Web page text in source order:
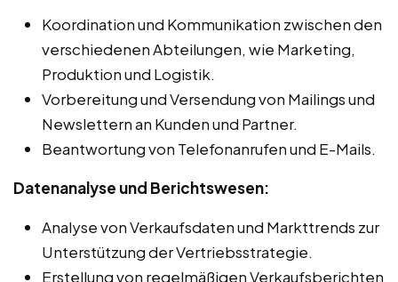
Koordination und Kommunikation zwischen den
verschiedenen Abteilungen, wie Marketing,
Produktion und Logistik.
Vorbereitung und Versendung von Mailings und
Newslettern an Kunden und Partner.
Beantwortung von Telefonanrufen und E-Mails.
Datenanalyse und Berichtswesen:
Analyse von Verkaufsdaten und Markttrends zur
Unterstützung der Vertriebsstrategie.
Erstellung von regelmäßigen Verkaufsberichten